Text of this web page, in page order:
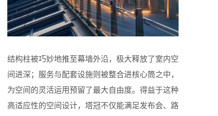
结构柱被巧妙地推至幕墙外沿，极大释放了室内空
间进深；服务与配套设施则被整合进核心筒之中，
为空间的灵活运用预留了最大自由度。得益于这种
高适应性的空间设计，塔冠不仅能满足发布会、路